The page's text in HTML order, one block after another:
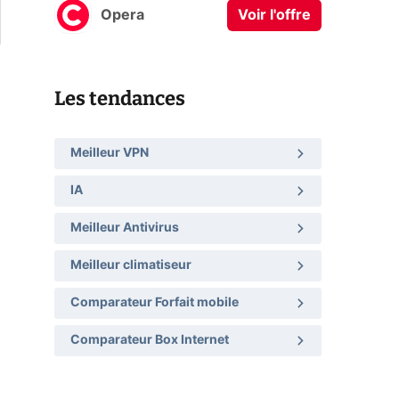
Opera Voir l'offre
Les tendances
Meilleur VPN
IA
Meilleur Antivirus
Meilleur climatiseur
Comparateur Forfait mobile
Comparateur Box Internet